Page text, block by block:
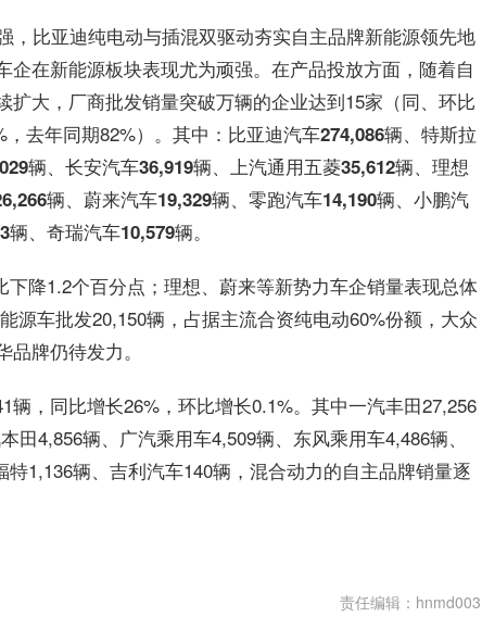
，比亚迪纯电动与插混双驱动夯实自主品牌新能源领先地
在新能源板块表现尤为顽强。在产品投放方面，随着自
大，厂商批发销量突破万辆的企业达到15家（同、环比
去年同期82%）。其中： 比亚迪汽车274,086辆、特斯拉
辆、长安汽车36,919辆、上汽通用五菱35,612辆、理想
辆、蔚来汽车19,329辆、零跑汽车14,190辆、小鹏汽
、奇瑞汽车10,579辆。
降1.2个百分点；理想、蔚来等新势力车企销量表现总体
源车批发20,150辆，占据主流合资纯电动60%份额，大众
牌仍待发力。
，同比增长26%，环比增长0.1%。其中一汽丰田27,256
4,856辆、广汽乘用车4,509辆、东风乘用车4,486辆、
1,136辆、吉利汽车140辆，混合动力的自主品牌销量逐
责任编辑：hnmd003